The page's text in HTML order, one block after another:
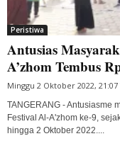
Peristiwa
Antusias
A’zhom Tembus
Minggu 2 Oktober 2022, 21:07
TANGERANG - Antusiasme
Festival Al-A'zhom ke-9,
hingga 2 Oktober 2022....